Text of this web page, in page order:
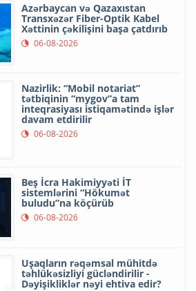
Azərbaycan və Qazaxıstan
Transxəzər Fiber-Optik Kabel
Xəttinin çəkilişini başa çatdırıb
06-08-2026
Nazirlik: “Mobil notariat”
tətbiqinin “mygov”a tam
inteqrasiyası istiqamətində işlər
davam etdirilir
06-08-2026
Beş İcra Hakimiyyəti İT
sistemlərini “Hökumət
buludu”na köçürüb
06-08-2026
Uşaqların rəqəmsal mühitdə
təhlükəsizliyi gücləndirilir -
Dəyişikliklər nəyi ehtiva edir?